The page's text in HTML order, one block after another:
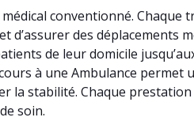
conventionné. Chaque
d’assurer des déplacements
de leur domicile
à une Ambulance permet
la stabilité. Chaque prestation
soin.